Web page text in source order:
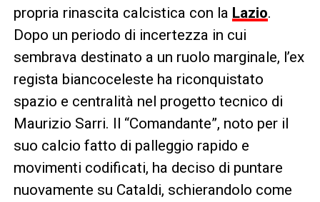
propria rinascita calcistica con la Lazio.
Dopo un periodo di incertezza in cui
sembrava destinato a un ruolo marginale, l’ex
regista biancoceleste ha riconquistato
spazio e centralità nel progetto tecnico di
Maurizio Sarri. Il “Comandante”, noto per il
suo calcio fatto di palleggio rapido e
movimenti codificati, ha deciso di puntare
nuovamente su Cataldi, schierandolo come